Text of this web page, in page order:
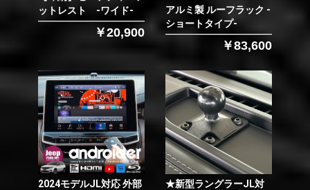
ットレスト -ワイド-
￥20,900
アルミ製 ルーフラック -
ショートタイプ-
￥83,600
2024モデルJL対応 外部
★新型ラングラーJL対